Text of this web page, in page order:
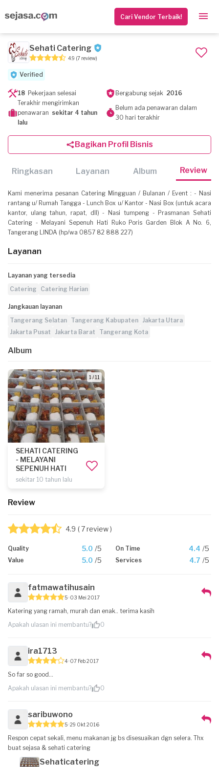
Cari Vendor Terbaik!
Sehati Catering
4.9 (7 review)
Verified
18 Pekerjaan selesai Bergabung sejak 2016
Terakhir mengirimkan
penawaran sekitar 4 tahun
lalu
Belum ada penawaran dalam
30 hari terakhir
Bagikan Profil Bisnis
Ringkasan Layanan Album Review
Kami menerima pesanan Catering Mingguan / Bulanan / Event : - Nasi
rantang u/ Rumah Tangga - Lunch Box u/ Kantor - Nasi Box (untuk acara
kantor, ulang tahun, rapat, dll) - Nasi tumpeng - Prasmanan Sehati
Catering - Melayani Sepenuh Hati Ruko Poris Garden Blok A No. 6,
Tangerang LINDA (hp/wa 0857 82 888 227)
Layanan
Layanan yang tersedia
Catering
Catering Harian
Jangkauan layanan
Tangerang Selatan Tangerang Kabupaten Jakarta Utara
Jakarta Pusat
Jakarta Barat Tangerang Kota
Album
1 / 11
SEHATI CATERING
- MELAYANI
SEPENUH HATI
sekitar 10 tahun lalu
Review
4.9 ( 7 review )
Quality 5.0 /5 On Time 4.4 /5
Value 5.0 /5 Services 4.7 /5
fatmawatihusain
5 03 Mei 2017
Katering yang ramah, murah dan enak.. terima kasih
Apakah ulasan ini membantu?
0
ira1713
4 07 Feb 2017
So far so good...
Apakah ulasan ini membantu?
0
saribuwono
5 29 Okt 2016
Respon cepat sekali, menu makanan jg bs disesuaikan dgn selera. Thx
buat sejasa & sehati catering
Sehaticatering